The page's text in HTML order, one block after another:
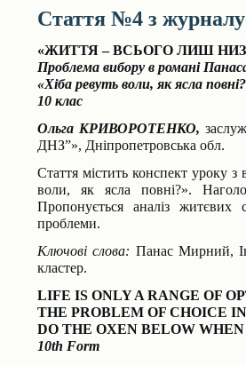
Стаття №4 з
«ЖИТТЯ – ВСЬОГО ЛИШ
Проблема вибору в романі
«Хіба ревуть воли, як ясла
10 клас
Ольга КРИВОРОТЕНКО,
ДНЗ”», Дніпропетровська обл.
Стаття містить конспект уроку
воли, як ясла повні?».
Пропонується аналіз житєвих
проблеми.
Ключові слова: Панас Мирний,
кластер.
LIFE IS ONLY A RANGE OF
THE PROBLEM OF CHOICE
DO THE OXEN BELOW
10th Form